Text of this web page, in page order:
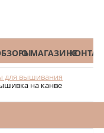
О МАГАЗИНЕ
для вышивания
на канве